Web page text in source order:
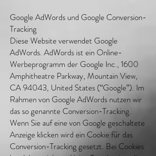
Google AdWords und Google Conversion-
Tracking
Diese Website verwendet Google
AdWords. AdWords ist ein Online-
Werbeprogramm der Google Inc., 1600
Amphitheatre Parkway, Mountain View,
CA 94043, United States (“Google”). Im
Rahmen von Google AdWords nutzen wir
das so genannte Conversion-Tracking.
Wenn Sie auf eine von Google geschaltete
Anzeige klicken wird ein Cookie für das
Conversion-Tracking gesetzt. Bei Cookies